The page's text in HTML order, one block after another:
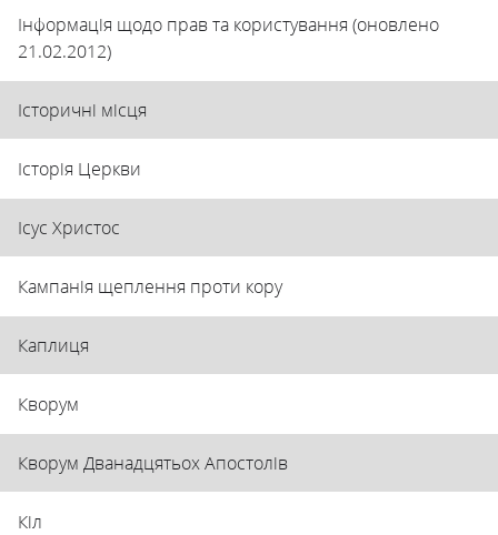
Інформація щодо прав та користування (оновлено
21.02.2012)
Історичні місця
Історія Церкви
Ісус Христос
Кампанія щеплення проти кору
Каплиця
Кворум
Кворум Дванадцятьох Апостолів
Кіл